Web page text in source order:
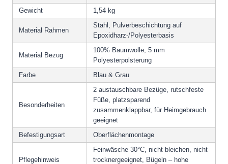
Gewicht 1,54 kg
Material Rahmen
Stahl, Pulverbeschichtung auf
Epoxidharz-/Polyesterbasis
Material Bezug
100% Baumwolle, 5 mm
Polyesterpolsterung
Farbe
Blau & Grau
Besonderheiten
2 austauschbare Bezüge, rutschfeste
Füße, platzsparend
zusammenklappbar, für Heimgebrauch
geeignet
Befestigungsart
Oberflächenmontage
Pflegehinweis
Feinwäsche 30°C, nicht bleichen, nicht
trocknergeeignet, Bügeln – hohe